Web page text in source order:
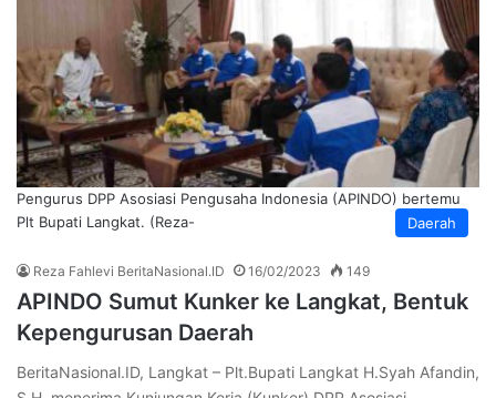
Daerah
Pengurus DPP Asosiasi Pengusaha Indonesia (APINDO) bertemu
Plt Bupati Langkat. (Reza-
Reza Fahlevi BeritaNasional.ID 16/02/2023 149
APINDO Sumut Kunker ke Langkat, Bentuk
Kepengurusan Daerah
BeritaNasional.ID, Langkat – Plt.Bupati Langkat H.Syah Afandin,